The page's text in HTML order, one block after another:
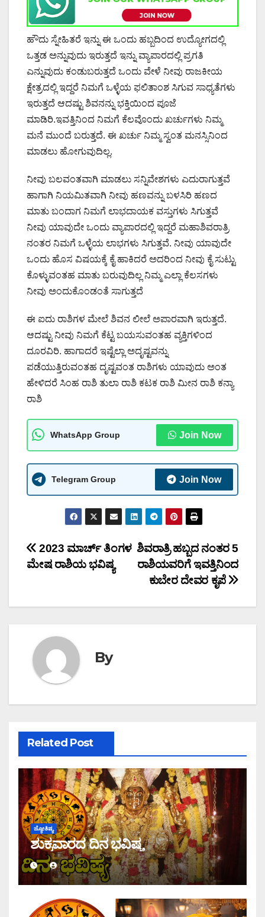
ಹೌದು ಸ್ನೇಹಿತರೆ ಇನ್ನು ಈ ಒಂದು ಹಬ್ಬದಿಂದ ಉದ್ಯೋಗದಲ್ಲಿ
ಒತ್ತಡ ಅನ್ನುವುದು ಇರುತ್ತದೆ ಇನ್ನು ವ್ಯಾಪಾರದಲ್ಲಿ ಪ್ರಗತಿ
ಎನ್ನುವುದು ಕಂಡುಬರುತ್ತದೆ ಒಂದು ವೇಳೆ ನೀವು ರಾಜಕೀಯ
ಕ್ಷೇತ್ರದಲ್ಲಿ ಇದ್ದರೆ ನಿಮಗೆ ಒಳ್ಳೆಯ ಫಲಿತಾಂಶ ಸಿಗುವ ಸಾಧ್ಯತೆಗಳು
ಇರುತ್ತದೆ ಆದಷ್ಟು ಶಿವನನ್ನು ಭಕ್ತಿಯಿಂದ ಪೂಜೆ
ಮಾಡಿರಿ.ಇವತ್ತಿನಿಂದ ನಿಮಗೆ ಕೆಲವೊಂದು ಖರ್ಚುಗಳು ನಿಮ್ಮ
ಮನೆ ಮುಂದೆ ಬರುತ್ತದೆ. ಈ ಖರ್ಚು ನಿಮ್ಮ ಸ್ವಂತ ಮನಸ್ಸಿನಿಂದ
ಮಾಡಲು ಹೋಗುವುದಿಲ್ಲ.
ನೀವು ಬಲವಂತವಾಗಿ ಮಾಡಲು ಸನ್ನಿವೇಶಗಳು ಎದುರಾಗುತ್ತವೆ
ಹಾಗಾಗಿ ನಿಯಮಿತವಾಗಿ ನೀವು ಹಣವನ್ನು ಬಳಸಿರಿ ಹಣದ
ಮಾತು ಬಂದಾಗ ನಿಮಗೆ ಲಾಭದಾಯಕ ವಸ್ತುಗಳು ಸಿಗುತ್ತವೆ
ನೀವು ಯಾವುದೇ ಒಂದು ವ್ಯಾಪಾರದಲ್ಲಿ ಇದ್ದರೆ ಮಹಾಶಿವರಾತ್ರಿ
ನಂತರ ನಿಮಗೆ ಒಳ್ಳೆಯ ಲಾಭಗಳು ಸಿಗುತ್ತವೆ. ನೀವು ಯಾವುದೇ
ಒಂದು ಹೊಸ ವಿಷಯಕ್ಕೆ ಕೈ ಹಾಕಿದರೆ ಅದರಿಂದ ನೀವು ಕೈ ಸುಟ್ಟು
ಕೊಳ್ಳುವಂತಹ ಮಾತು ಬರುವುದಿಲ್ಲ ನಿಮ್ಮ ಎಲ್ಲಾ ಕೆಲಸಗಳು
ನೀವು ಅಂದುಕೊಂಡಂತೆ ಸಾಗುತ್ತದೆ
ಈ ಐದು ರಾಶಿಗಳ ಮೇಲೆ ಶಿವನ ಲೀಲೆ ಅಪಾರವಾಗಿ ಇರುತ್ತದೆ.
ಆದಷ್ಟು ನೀವು ನಿಮಗೆ ಕೆಟ್ಟ ಬಯಸುವಂತಹ ವ್ಯಕ್ತಿಗಳಿಂದ
ದೂರವಿರಿ. ಹಾಗಾದರೆ ಇಷ್ಟೆಲ್ಲಾ ಅದೃಷ್ಟವನ್ನು
ಪಡೆಯುತ್ತಿರುವಂತಹ ದೃಷ್ಟವಂತ ರಾಶಿಗಳು ಯಾವುದು ಅಂತ
ಹೇಳಿದರೆ ಸಿಂಹ ರಾಶಿ ತುಲಾ ರಾಶಿ ಕಟಕ ರಾಶಿ ಮೀನ ರಾಶಿ ಕನ್ಯಾ
ರಾಶಿ
WhatsApp Group Join Now
Telegram Group Join Now
Post
navigation
ಶಿವರಾತ್ರಿ ಹಬ್ಬದ ನಂತರ 5
ರಾಶಿಯವರಿಗೆ ಇವತ್ತಿನಿಂದ
ಕುಬೇರ ದೇವರ ಕೃಪೆ
2023 ಮಾರ್ಚ್ ತಿಂಗಳ
ಮೇಷ ರಾಶಿಯ ಭವಿಷ್ಯ
By
Related Post
ಜ್ಯೋತಿಷ್ಯ
ಶುಕ್ರವಾರದ ದಿನ ಭವಿಷ್ಯ